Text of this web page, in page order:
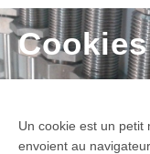
Cookies
Un cookie est un petit
envoient au